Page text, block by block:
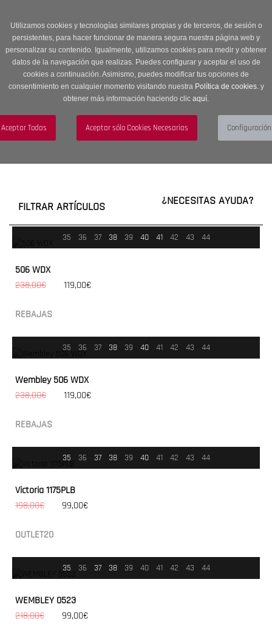
Utilizamos cookies y tecnologías similares propias y de terceros, de sesión o
persistentes, para hacer funcionar de manera segura nuestra página web y
personalizar su contenido. Igualmente, utilizamos cookies para medir y obtener
datos de la navegación que realizas. Puedes configurar y aceptar el uso de
cookies a continuación. Asimismo, puedes modificar tus opciones de
consentimiento en cualquier momento visitando nuestra Política de cookies.y
obtener más información haciendo clic aquí.
descuento en Sección OUTLET con código OUTLET20
navigation
Menú
FILTRAR ARTÍCULOS ¿NECESITAS AYUDA?
35 36 37 38 39 40 41 42 43 44
506 WDX
238,00€
119,00€
REBAJAS
35 36 37 38 39 40 41 42 43 44
Wembley 506 WDX
238,00€
119,00€
REBAJAS
35 36 37 38 39 40 41 42 43 44
Victoria 1175PLB
198,00€
99,00€
OUTLET20
35 36 37 38 39 40 41 42 43 44
WEMBLEY 0523
218,00€
99,00€